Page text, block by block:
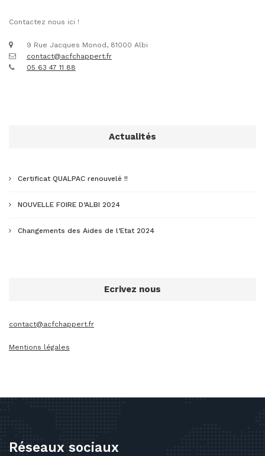
Contactez nous ici !
9 Rue Jacques Monod, 81000 Albi
contact@acfchappert.fr
05 63 47 11 88
Actualités
Certificat QUALPAC renouvelé !!
NOUVELLE FOIRE D’ALBI 2024
Changements des Aides de l’Etat 2024
Ecrivez nous
contact@acfchappert.fr
Mentions légales
Réseaux sociaux